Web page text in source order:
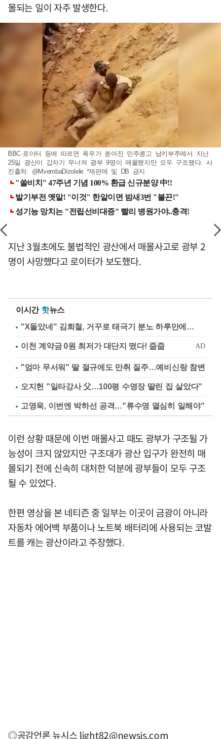
몰되는 일이 자주 발생한다.
BBC·로이터 등에 따르면 폭우가 쏟아진 민주콩고 남키부주에서 지난
25일 광산이 갑자기 무너져 광부 9명이 매몰됐지만 모두 구조됐다. 사
진출처: @MvembaDizolele *재판매 및 DB 금지
지난 3월초에도 불법적인 광산에서 매몰사고로 광부 2
명이 사망했다고 로이터가 보도했다.
이시간 핫뉴스
"X돌았네" 김희철, 거꾸로 태극기 분노 하루만에…
"엄마 무서워" 딸 절규에도 만취 질주…예비신랑 참변
오지헌 "일타강사 父…100평 수영장 딸린 집 살았다"
고영욱, 이번엔 박하선 공격…"류수영 열심히 일해야"
이런 상황 때문에 이번 매몰사고 때도 광부가 구조될 가
능성이 크지 않았지만 구조대가 광산 입구가 완전히 매
몰되기 전에 신속히 대처한 덕분에 광부들이 모두 구조
될 수 있었다.
한편 영상을 본 네티즌 중 일부는 이곳이 금광이 아니라
자동차 에어백 부품이나 노트북 배터리에 사용되는 코발
트를 캐는 광산이라고 주장했다.
◎공감언론 뉴시스light82@newsis.com